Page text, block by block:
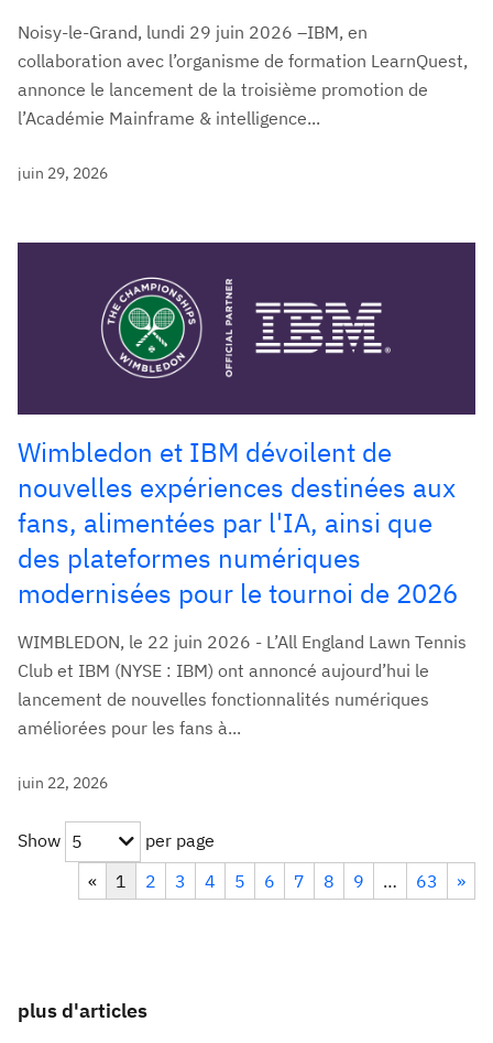
Noisy-le-Grand, lundi 29 juin 2026 –IBM, en
collaboration avec l’organisme de formation LearnQuest,
annonce le lancement de la troisième promotion de
l’Académie Mainframe & intelligence...
juin 29, 2026
Wimbledon et IBM dévoilent de
nouvelles expériences destinées aux
fans, alimentées par l'IA, ainsi que
des plateformes numériques
modernisées pour le tournoi de 2026
WIMBLEDON, le 22 juin 2026 - L’All England Lawn Tennis
Club et IBM (NYSE : IBM) ont annoncé aujourd’hui le
lancement de nouvelles fonctionnalités numériques
améliorées pour les fans à...
juin 22, 2026
Show 5
per page
«
1 2 3 4 5 6 7 8 9 … 63 »
plus d'articles